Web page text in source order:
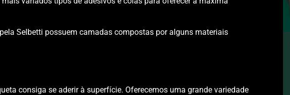
Selbetti possuem camadas compostas por alguns materiais
consiga se aderir à superfície. Oferecemos uma grande variedade